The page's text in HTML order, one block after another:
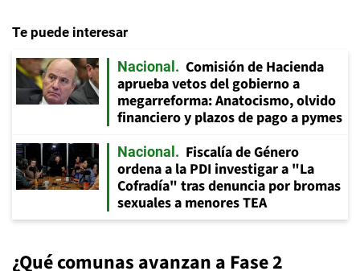
Te puede interesar
Nacional
Comisión de Hacienda
aprueba vetos del gobierno a
megarreforma: Anatocismo, olvido
financiero y plazos de pago a pymes
Nacional
Fiscalía de Género
ordena a la PDI investigar a "La
Cofradía" tras denuncia por bromas
sexuales a menores TEA
¿Qué comunas avanzan a Fase 2